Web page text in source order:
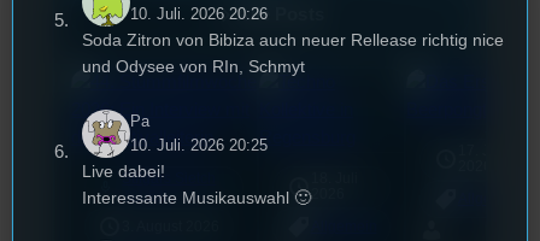
Alle Posts
Stilgars Sietch
[S1/E4]
2026
10. Juli. 2026 20:26
Soda Zitron von Bibiza auch neuer Rellease richtig nice
und Odysee von RIn, Schmyt
Pa
10. Juli. 2026 20:25
Live dabei!
Interessante Musikauswahl 🙂